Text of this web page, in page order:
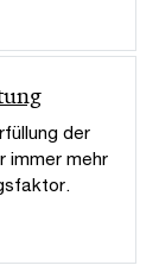
der
immer mehr